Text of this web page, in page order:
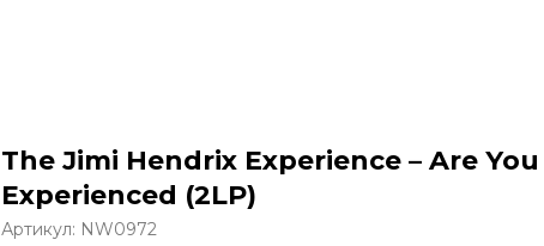
The Jimi Hendrix Experience – Are You
Experienced (2LP)
Артикул: NW0972